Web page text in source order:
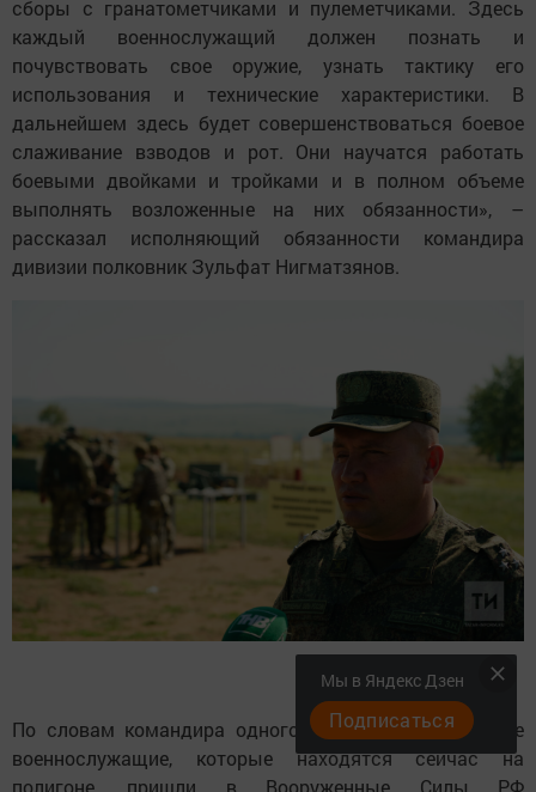
сборы с гранатометчиками и пулеметчиками. Здесь
каждый военнослужащий должен познать и
почувствовать свое оружие, узнать тактику его
использования и технические характеристики. В
дальнейшем здесь будет совершенствоваться боевое
слаживание взводов и рот. Они научатся работать
боевыми двойками и тройками и в полном объеме
выполнять возложенные на них обязанности», –
рассказал исполняющий обязанности командира
дивизии полковник Зульфат Нигматзянов.
По словам командира одного из подразделений, все
военнослужащие, которые находятся сейчас на
полигоне, пришли в Вооруженные Силы РФ
Мы в Яндекс Дзен
Подписаться